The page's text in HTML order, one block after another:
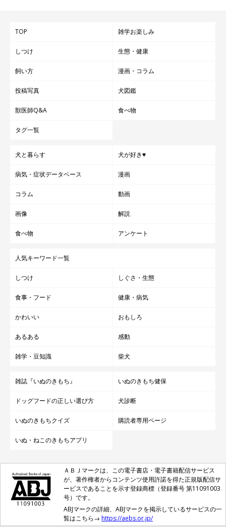
TOP 雑学お楽しみ
しつけ 生態・健康
飼い方 漫画・コラム
投稿写真 犬図鑑
獣医師Q&A 食べ物
タグ一覧
犬と暮らす 犬が好き♥
病気・症状データベース 漫画
コラム 動画
画像 解説
食べ物 アンケート
人気キーワード一覧
しつけ しぐさ・生態
食事・フード 健康・病気
かわいい おもしろ
あるある 感動
雑学・豆知識 柴犬
雑誌『いぬのきもち』 いぬのきもち健保
ドッグフードの正しい選び方 犬診断
いぬのきもちクイズ 購読者専用ページ
いぬ・ねこのきもちアプリ
ＡＢＪマークは、この電子書店・電子書籍配信サービス
が、著作権者からコンテンツ使用許諾を得た正規版配信サ
ービスであることを示す登録商標（登録番号 第11091003
号）です。
ABJマークの詳細、ABJマークを掲示しているサービスの一
覧はこちら→ https://aebs.or.jp/